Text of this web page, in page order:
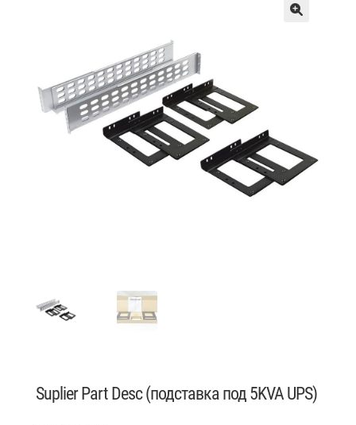
Suplier Part Desc (подставка под 5KVA UPS)